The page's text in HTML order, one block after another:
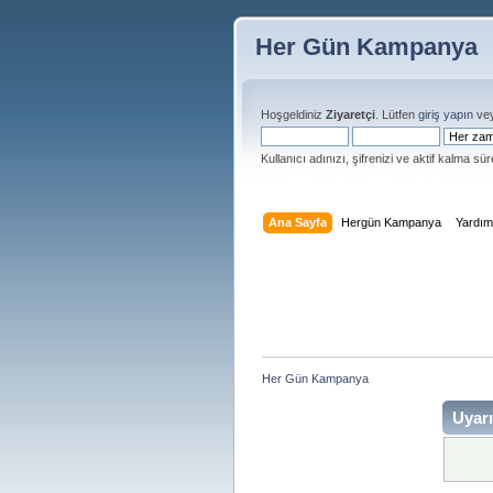
Her Gün Kampanya
Hoşgeldiniz Ziyaretçi . Lütfen giriş yapın
Kullanıcı adınızı, şifrenizi ve aktif kalma
Ana Sayfa Hergün Kampanya Yardım
Her Gün Kampanya